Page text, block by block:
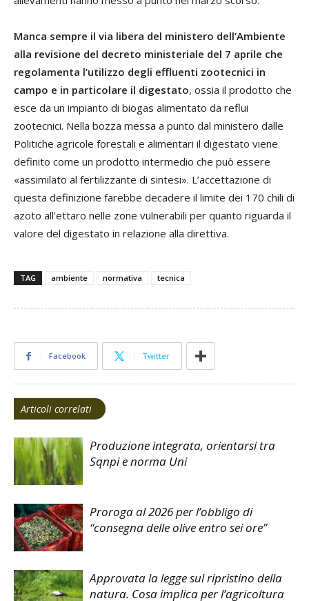
Manca sempre il via libera del ministero dell’Ambiente
alla revisione del decreto ministeriale del 7 aprile che
regolamenta l’utilizzo degli effluenti zootecnici in
campo e in particolare il digestato, ossia il prodotto che
esce da un impianto di biogas alimentato da reflui
zootecnici. Nella bozza messa a punto dal ministero dalle
Politiche agricole forestali e alimentari il digestato viene
definito come un prodotto intermedio che può essere
«assimilato al fertilizzante di sintesi». L’accettazione di
questa definizione farebbe decadere il limite dei 170 chili di
azoto all’ettaro nelle zone vulnerabili per quanto riguarda il
valore del digestato in relazione alla direttiva.
TAG ambiente normativa tecnica
Facebook Twitter
Articoli correlati
Produzione integrata, orientarsi tra
Sqnpi e norma Uni
Proroga al 2026 per l’obbligo di
“consegna delle olive entro sei ore”
Approvata la legge sul ripristino della
natura. Cosa implica per l’agricoltura